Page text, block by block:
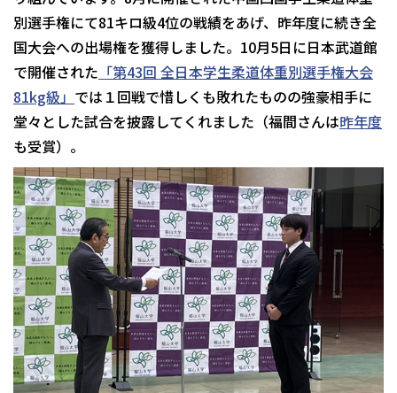
別選手権にて81キロ級4位の戦績をあげ、昨年度に続き全
国大会への出場権を獲得しました。10月5日に日本武道館
で開催された 「第43回 全日本学生柔道体重別選手権大会
81kg級」 では１回戦で惜しくも敗れたものの強豪相手に
堂々とした試合を披露してくれました（福間さんは昨年度
も受賞）。